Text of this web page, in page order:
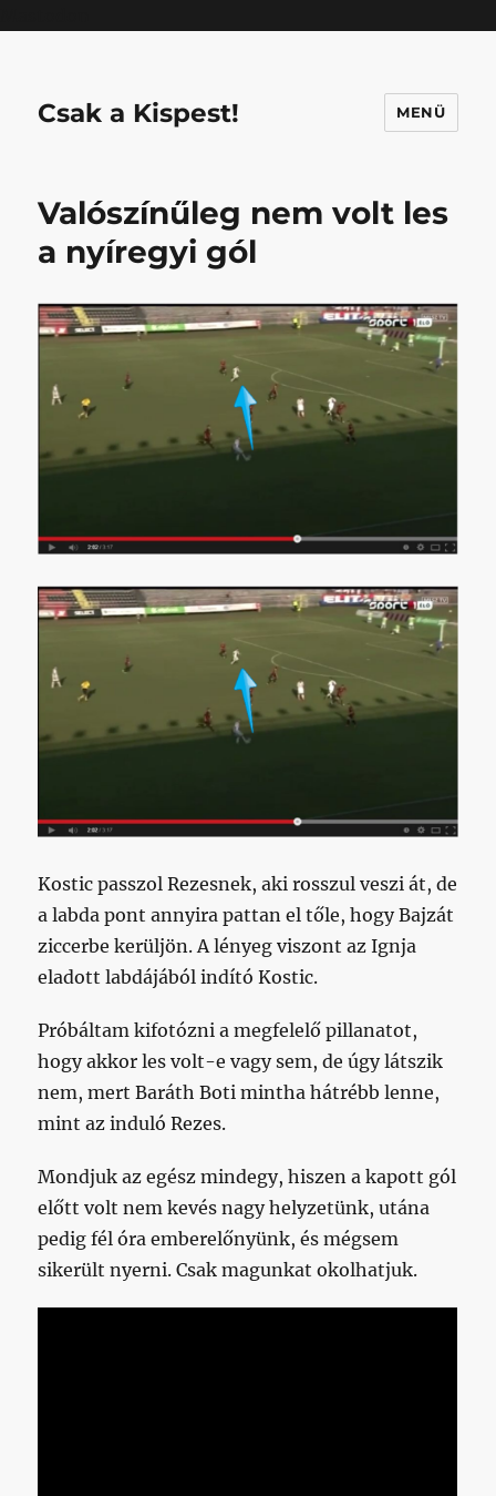
Csak a Kispest! MENÜ
Valószínűleg nem volt les
a nyíregyi gól
Kostic passzol Rezesnek, aki rosszul veszi át, de
a labda pont annyira pattan el tőle, hogy Bajzát
ziccerbe kerüljön. A lényeg viszont az Ignja
eladott labdájából indító Kostic.
Próbáltam kifotózni a megfelelő pillanatot,
hogy akkor les volt-e vagy sem, de úgy látszik
nem, mert Baráth Boti mintha hátrébb lenne,
mint az induló Rezes.
Mondjuk az egész mindegy, hiszen a kapott gól
előtt volt nem kevés nagy helyzetünk, utána
pedig fél óra emberelőnyünk, és mégsem
sikerült nyerni. Csak magunkat okolhatjuk.